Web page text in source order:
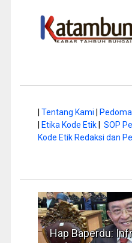
Tentang Kami
Etika Kode Etik| SOP
Kode Etik Redaksi dan
Musim Kemarau,